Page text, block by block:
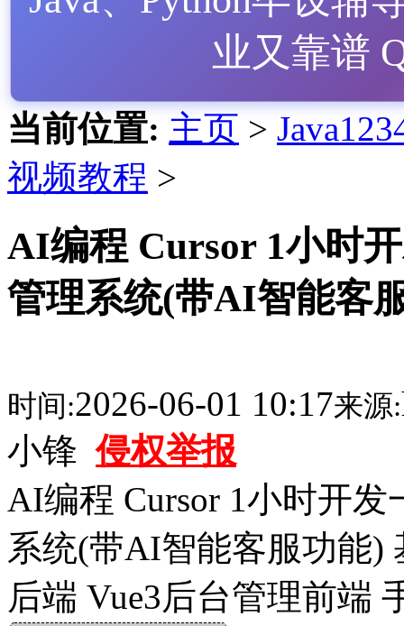
业又靠谱
当前位置: 主页 >
视频教程 >
AI编程 Cursor 1小时
管理系统(带AI智能客
时间:2026-06-01 10:17来源:
小锋侵权举报
AI编程 Cursor 1小时开
系统(带AI智能客服功能)
后端 Vue3后台管理前端